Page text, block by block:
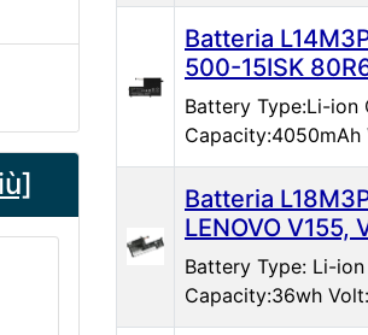
Batteria
500-15ISK
Battery Type:Li-ion
Capacity:4050mAh
Batteria
LENOVO V155,
Battery Type: Li-
Capacity:36wh